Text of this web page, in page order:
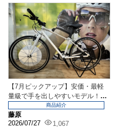
【7月ピックアップ】安価・最軽
量級で手を出しやすいモデル！Kh
藤原
2026/07/27
1,067
商品紹介